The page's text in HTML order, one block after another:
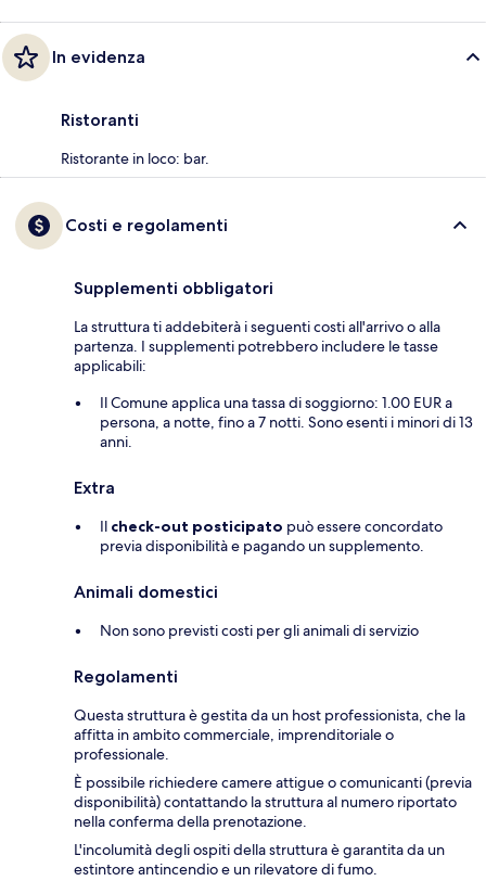
In evidenza
Ristoranti
Ristorante in loco: bar.
Costi e regolamenti
Supplementi obbligatori
La struttura ti addebiterà i seguenti costi all'arrivo o alla
partenza. I supplementi potrebbero includere le tasse
applicabili:
Il Comune applica una tassa di soggiorno: 1.00 EUR a
persona, a notte, fino a 7 notti. Sono esenti i minori di 13
anni.
Extra
Il check-out posticipato può essere concordato
previa disponibilità e pagando un supplemento.
Animali domestici
Non sono previsti costi per gli animali di servizio
Regolamenti
Questa struttura è gestita da un host professionista, che la
affitta in ambito commerciale, imprenditoriale o
professionale.
È possibile richiedere camere attigue o comunicanti (previa
disponibilità) contattando la struttura al numero riportato
nella conferma della prenotazione.
L'incolumità degli ospiti della struttura è garantita da un
estintore antincendio e un rilevatore di fumo.